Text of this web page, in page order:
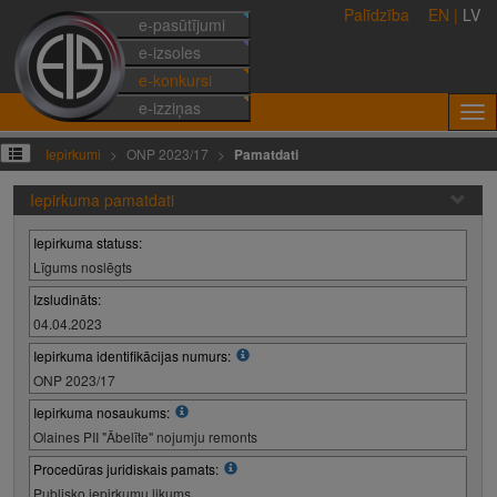
e-pasūtījumi
e-izsoles
e-konkursi
e-izziņas
Palīdzība EN | LV
Iepirkumi ONP 2023/17 Pamatdati
Iepirkuma pamatdati
Iepirkuma statuss:
Līgums noslēgts
Izsludināts:
04.04.2023
Iepirkuma identifikācijas numurs:
ONP 2023/17
Iepirkuma nosaukums:
Olaines PII "Ābelīte" nojumju remonts
Procedūras juridiskais pamats:
Publisko iepirkumu likums